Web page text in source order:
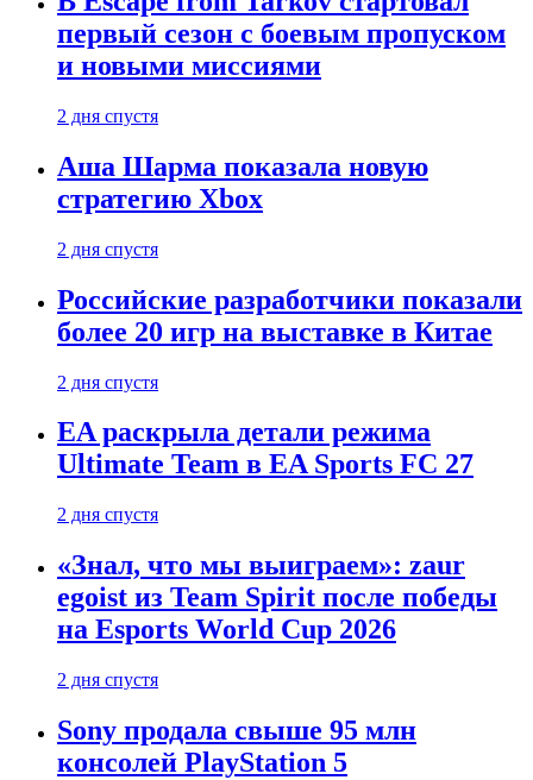
первый сезон с боевым пропуском
и новыми миссиями
2 дня спустя
Аша Шарма показала новую
стратегию Xbox
2 дня спустя
Российские разработчики показали
более 20 игр на выставке в Китае
2 дня спустя
EA раскрыла детали режима
Ultimate Team в EA Sports FC 27
2 дня спустя
«Знал, что мы выиграем»: zaur
egoist из Team Spirit после победы
на Esports World Cup 2026
2 дня спустя
Sony продала свыше 95 млн
консолей PlayStation 5